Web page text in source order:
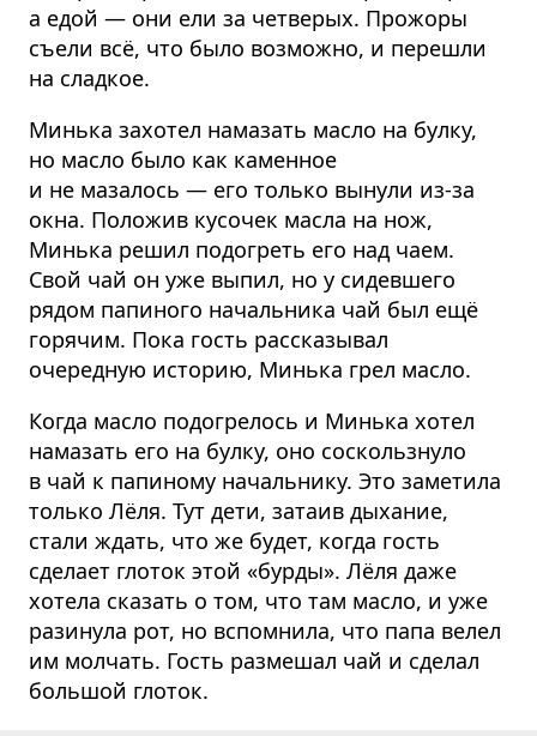
а едой — они ели за четверых. Прожоры
съели всё, что было возможно, и перешли
на сладкое.
Минька захотел намазать масло на булку,
но масло было как каменное
и не мазалось — его только вынули из-за
окна. Положив кусочек масла на нож,
Минька решил подогреть его над чаем.
Свой чай он уже выпил, но у сидевшего
рядом папиного начальника чай был ещё
горячим. Пока гость рассказывал
очередную историю, Минька грел масло.
Когда масло подогрелось и Минька хотел
намазать его на булку, оно соскользнуло
в чай к папиному начальнику. Это заметила
только Лёля. Тут дети, затаив дыхание,
стали ждать, что же будет, когда гость
сделает глоток этой «бурды». Лёля даже
хотела сказать о том, что там масло, и уже
разинула рот, но вспомнила, что папа велел
им молчать. Гость размешал чай и сделал
большой глоток.